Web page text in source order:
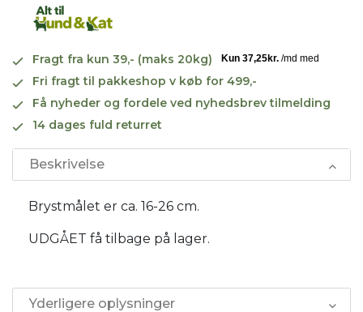
Fragt fra kun 39,- (maks 20kg)
Fri fragt til pakkeshop v køb for 499,-
Få nyheder og fordele ved nyhedsbrev tilmelding
14 dages fuld returret
Beskrivelse
Brystmålet er ca. 16-26 cm.
UDGÅET få tilbage på lager.
Yderligere oplysninger